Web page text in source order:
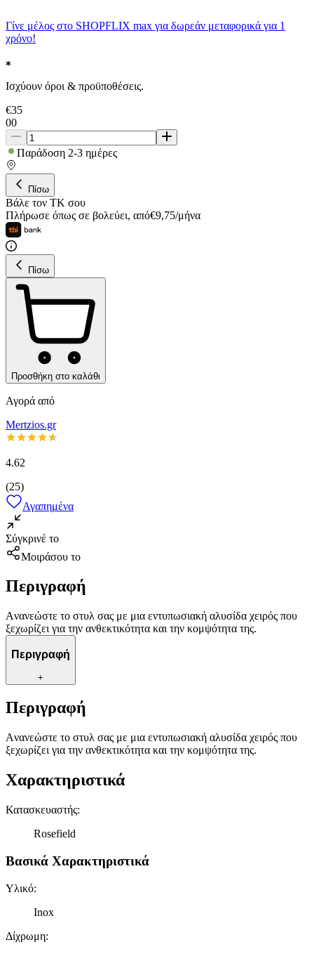
Γίνε μέλος στο SHOPFLIX max για δωρεάν μεταφορικά για 1
χρόνο!
Ισχύουν όροι & προϋποθέσεις.
€35
00
Παράδοση 2-3 ημέρες
Πίσω
Βάλε τον ΤΚ σου
Πλήρωσε όπως σε βολεύει, από€9,75/μήνα
Πίσω
Προσθήκη στο καλάθι
Αγορά από
Mertzios.gr
4.62
(25)
Αγαπημένα
Σύγκρινέ το
Μοιράσου το
Περιγραφή
Aνανεώστε το στυλ σας με μια εντυπωσιακή αλυσίδα χειρός που
ξεχωρίζει για την ανθεκτικότητα και την κομψότητα της.
Περιγραφή
+
Περιγραφή
Aνανεώστε το στυλ σας με μια εντυπωσιακή αλυσίδα χειρός που
ξεχωρίζει για την ανθεκτικότητα και την κομψότητα της.
Χαρακτηριστικά
Κατασκευαστής:
Rosefield
Βασικά Χαρακτηριστικά
Υλικό:
Inox
Δίχρωμη: